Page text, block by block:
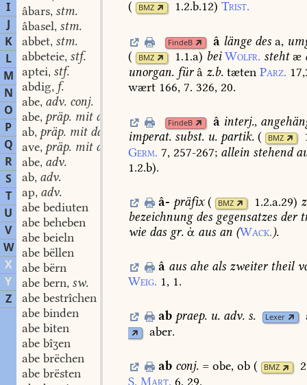
I
J
K
L
M
N
O
P
Q
R
S
T
U
V
W
X
Y
Z
âbars, stm.
âbasel, stm.
abbet, stm.
abbeteie, stf.
aptei, stf.
abdig, f.
abe, adv. conj.
abe, präp. mit dat.
ab, präp. mit dat.
ave, präp. mit dat.
abe, adv.
ab, adv.
ap, adv.
abe bediuten
abe beheben
abe beieln
abe bëllen
abe bërn
abe bern, sw.
abe bestrîchen
abe binden
abe biten
abe bîʒen
abe brëchen
abe brësten
(
BMZ 1.2.b.12) Trist.
FindeB â länge des a,
(
BMZ 1.1.a) bei Wolfr. stehtæ
unorgan. fürâ z.b. tæten Parz.
wært 166, 7. 326, 20.
FindeB â interj.,
imperat. subst. u. partik. ( BMZ
Germ. 7, 257-267; allein stehend
1.2.b).
â- präfix ( BMZ 1.2.a.29)
bezeichnungdes gegensatzes der
wie das gr. ἀ aus an (Wack.).
â ausahe alszweitertheil
Weig. 1, 1.
ab praep. u. adv. s. Lexer
aber.
ab conj.=obe,ob ( BMZ
S. Mart. 6, 29.